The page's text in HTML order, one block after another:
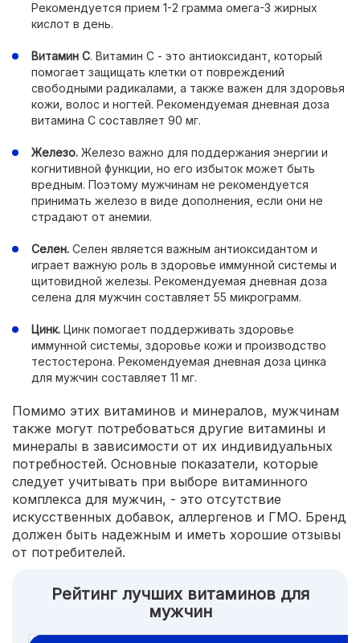
Рекомендуется прием 1-2 грамма омега-3 жирных
кислот в день.
Витамин C. Витамин C - это антиоксидант, который
помогает защищать клетки от повреждений
свободными радикалами, а также важен для здоровья
кожи, волос и ногтей. Рекомендуемая дневная доза
витамина C составляет 90 мг.
Железо. Железо важно для поддержания энергии и
когнитивной функции, но его избыток может быть
вредным. Поэтому мужчинам не рекомендуется
принимать железо в виде дополнения, если они не
страдают от анемии.
Селен. Селен является важным антиоксидантом и
играет важную роль в здоровье иммунной системы и
щитовидной железы. Рекомендуемая дневная доза
селена для мужчин составляет 55 микрограмм.
Цинк. Цинк помогает поддерживать здоровье
иммунной системы, здоровье кожи и производство
тестостерона. Рекомендуемая дневная доза цинка
для мужчин составляет 11 мг.
Помимо этих витаминов и минералов, мужчинам
также могут потребоваться другие витамины и
минералы в зависимости от их индивидуальных
потребностей. Основные показатели, которые
следует учитывать при выборе витаминного
комплекса для мужчин, - это отсутствие
искусственных добавок, аллергенов и ГМО. Бренд
должен быть надежным и иметь хорошие отзывы
от потребителей.
Рейтинг лучших витаминов для
мужчин